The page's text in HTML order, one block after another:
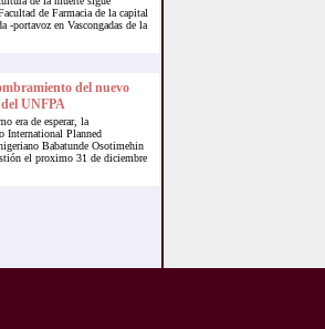
de Farmacia de la capital
-portavoz en Vascongadas de la
del nuevo
UNFPA
era de esperar, la
International Planned
Babatunde Osotimehin
el proximo 31 de diciembre